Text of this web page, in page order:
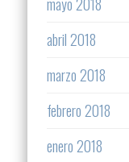
abril 2018
marzo 2018
febrero 2018
enero 2018